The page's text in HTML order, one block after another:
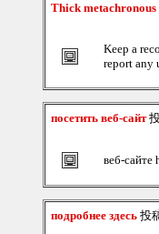
Thick metachronous
Keep a
report any
посетить веб-сайт
веб-
подробнее здесь 投